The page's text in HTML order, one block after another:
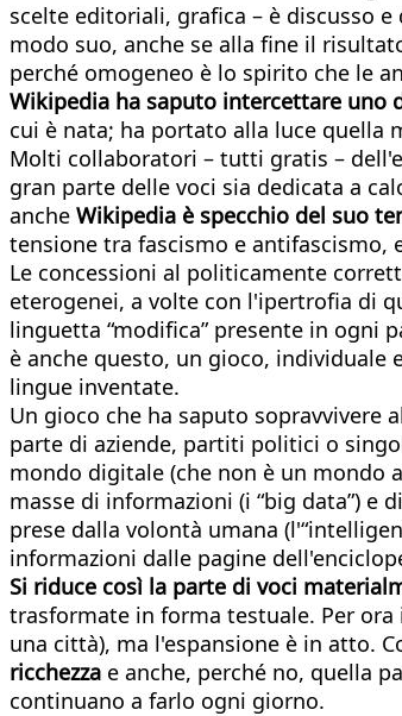
scelte editoriali, grafica – è discusso
modo suo, anche se alla fine il
perché omogeneo è lo spirito che le
Wikipedia ha saputo intercettare
cui è nata; ha portato alla luce quella
Molti collaboratori – tutti gratis –
gran parte delle voci sia dedicata a
anche Wikipedia è specchio del suo
tensione tra fascismo e antifascismo,
Le concessioni al politicamente
eterogenei, a volte con l'ipertrofia di
linguetta “modifica” presente in ogni
è anche questo, un gioco,
lingue inventate.
Un gioco che ha saputo sopravvivere
parte di aziende, partiti politici o
mondo digitale (che non è un mondo
masse di informazioni (i “big data”)
prese dalla volontà umana
informazioni dalle pagine
Si riduce così la parte di voci
trasformate in forma testuale. Per
una città), ma l'espansione è in atto.
ricchezza e anche, perché no, quella
continuano a farlo ogni giorno.